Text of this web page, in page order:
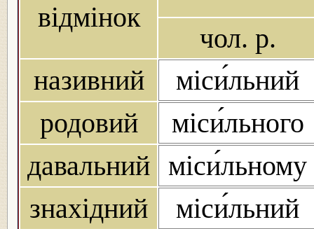
відмінок
чол. р.
називний
міси́льний
родовий
міси́льного
давальний міси́льному
знахідний
міси́льний